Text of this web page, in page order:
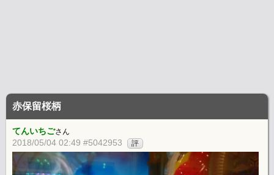
赤保留桜柄
てんいちごさん
2018/05/04 02:49 #5042953 評